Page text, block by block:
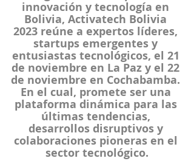
innovación y tecnología en
Bolivia, Activatech Bolivia
2023 reúne a expertos líderes,
startups emergentes y
entusiastas tecnológicos, el 21
de noviembre en La Paz y el 22
de noviembre en Cochabamba.
En el cual, promete ser una
plataforma dinámica para las
últimas tendencias,
desarrollos disruptivos y
colaboraciones pioneras en el
sector tecnológico.